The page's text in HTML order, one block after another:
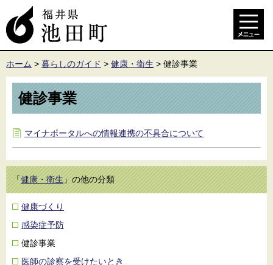
ホーム > 暮らしのガイド > 健康・衛生 > 健診事業
健診事業
マイナポータルへの情報連携の不具合について
「健康・衛生」の他の分類
健康づくり
感染症予防
健診事業
医師の診察を受けたいとき